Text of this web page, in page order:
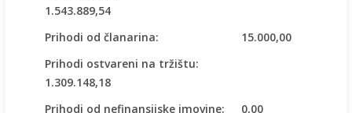
1.543.889,54
Prihodi od članarina:
15.000,00
Prihodi ostvareni na tržištu:
1.309.148,18
Prihodi od nefinansijske imovine:
0,00